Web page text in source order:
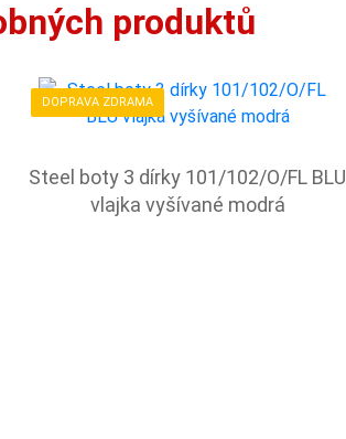
produktů
DOPRAVA ZDRAMA
Steel boty 3 dírky 101/102/O/FL BLU
vlajka vyšívané modrá